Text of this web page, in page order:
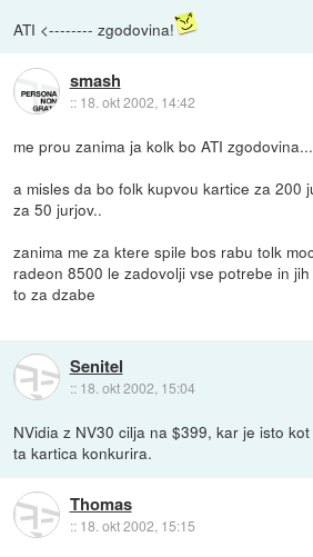
ATI <-------- zgodovina!
smash
:: 18. okt 2002, 14:42
me prou zanima ja kolk bo ATI zgodovina...
a misles da bo folk kupvou kartice za 200
za 50 jurjov..
zanima me za ktere spile bos rabu tolk
radeon 8500 le zadovolji vse potrebe in
to za dzabe
Senitel
:: 18. okt 2002, 15:04
NVidia z NV30 cilja na $399, kar je isto
ta kartica konkurira.
Thomas
:: 18. okt 2002, 15:15